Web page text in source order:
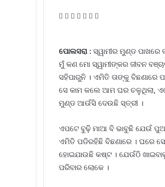
Facebook
Twitter
LinkedIn
Tumblr
Pinterest
Reddit
ପୋଲସରା : ସ୍ୱାମୀର ମୁଣ୍ଡ ପାଖରେ
ମୁଁ କଣ ମୋ ସ୍ୱାମୀଙ୍କର ଜୀବନ
ସହିପାରୁନି । ଏମିତି ତାଙ୍କୁ ବିଛଣାରେ
ସେ କାମ କଲେ ଆମ ଘର ଚଳୁଥିଲା,
ମୁଣ୍ଡ ଆଉଁସି ଦେଉଛି ସ୍ତ୍ରୀ ।
ଏପଟେ ବୁଢ଼ି ମାଆ ବି ଭାବୁଛି ଯେଉଁ
ଏମିତି ପଡିରହିଛି ବିଛଣାରେ । ଘରେ
ହୋଇଯାଉଛି କଷ୍ଟ । ଯେଉଁଠି
ପରିବାର ଲୋକେ ।